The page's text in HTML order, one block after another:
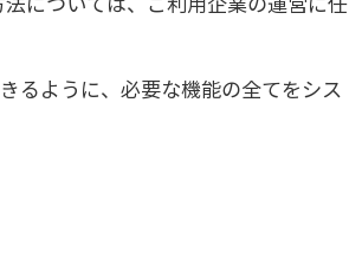
るように、必要な機能の全てをシス